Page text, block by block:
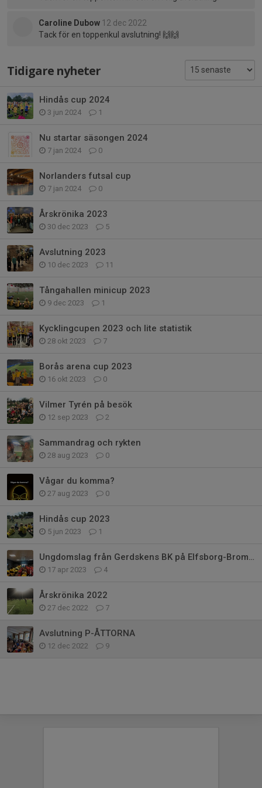
Caroline Dubow 12 dec 2022
Tack för en toppenkul avslutning! 🙌🙌
Tidigare nyheter
Hindås cup 2024
3 jun 2024 1
Nu startar säsongen 2024
7 jan 2024 0
Norlanders futsal cup
7 jan 2024 0
Årskrönika 2023
30 dec 2023 5
Avslutning 2023
10 dec 2023 11
Tångahallen minicup 2023
9 dec 2023 1
Kycklingcupen 2023 och lite statistik
28 okt 2023 7
Borås arena cup 2023
16 okt 2023 0
Vilmer Tyrén på besök
12 sep 2023 2
Sammandrag och rykten
28 aug 2023 0
Vågar du komma?
27 aug 2023 0
Hindås cup 2023
5 jun 2023 1
Ungdomslag från Gerdskens BK på Elfsborg-Brommapojkarna
17 apr 2023 4
Årskrönika 2022
27 dec 2022 7
Avslutning P-ÅTTORNA
12 dec 2022 9